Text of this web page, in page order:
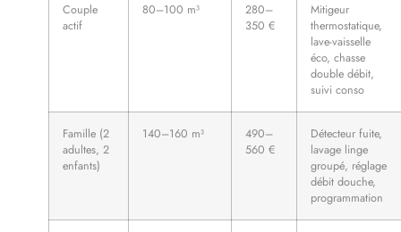
Couple
actif
80–100 m³
280–
350 €
Mitigeur
thermostatique,
lave-vaisselle
éco, chasse
double débit,
suivi conso
Famille (2
adultes, 2
enfants)
140–160 m³
490–
560 €
Détecteur fuite,
lavage linge
groupé, réglage
débit douche,
programmation